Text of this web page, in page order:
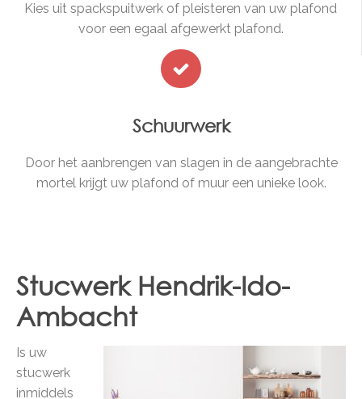
Kies uit spackspuitwerk of pleisteren van uw plafond
voor een egaal afgewerkt plafond.
Schuurwerk
Door het aanbrengen van slagen in de aangebrachte
mortel krijgt uw plafond of muur een unieke look.
Stucwerk Hendrik-Ido-
Ambacht
Is uw
stucwerk
inmiddels